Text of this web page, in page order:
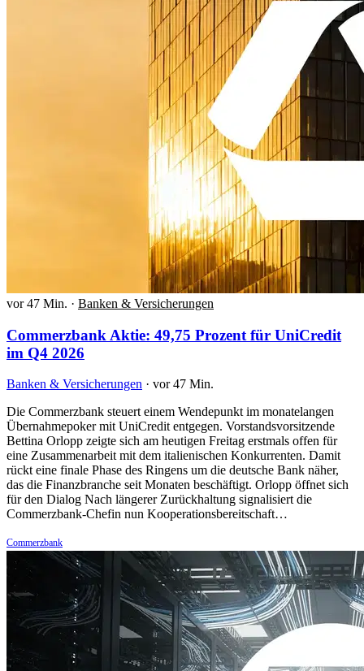
vor 47 Min. · Banken & Versicherungen
Commerzbank Aktie: 49,75 Prozent für UniCredit
im Q4 2026
Banken & Versicherungen · vor 47 Min.
Die Commerzbank steuert einem Wendepunkt im monatelangen
Übernahmepoker mit UniCredit entgegen. Vorstandsvorsitzende
Bettina Orlopp zeigte sich am heutigen Freitag erstmals offen für
eine Zusammenarbeit mit dem italienischen Konkurrenten. Damit
rückt eine finale Phase des Ringens um die deutsche Bank näher,
das die Finanzbranche seit Monaten beschäftigt. Orlopp öffnet sich
für den Dialog Nach längerer Zurückhaltung signalisiert die
Commerzbank-Chefin nun Kooperationsbereitschaft…
Commerzbank